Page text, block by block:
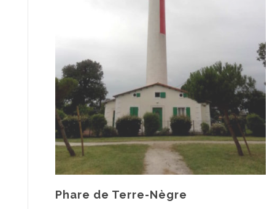
Phare de Terre-Nègre